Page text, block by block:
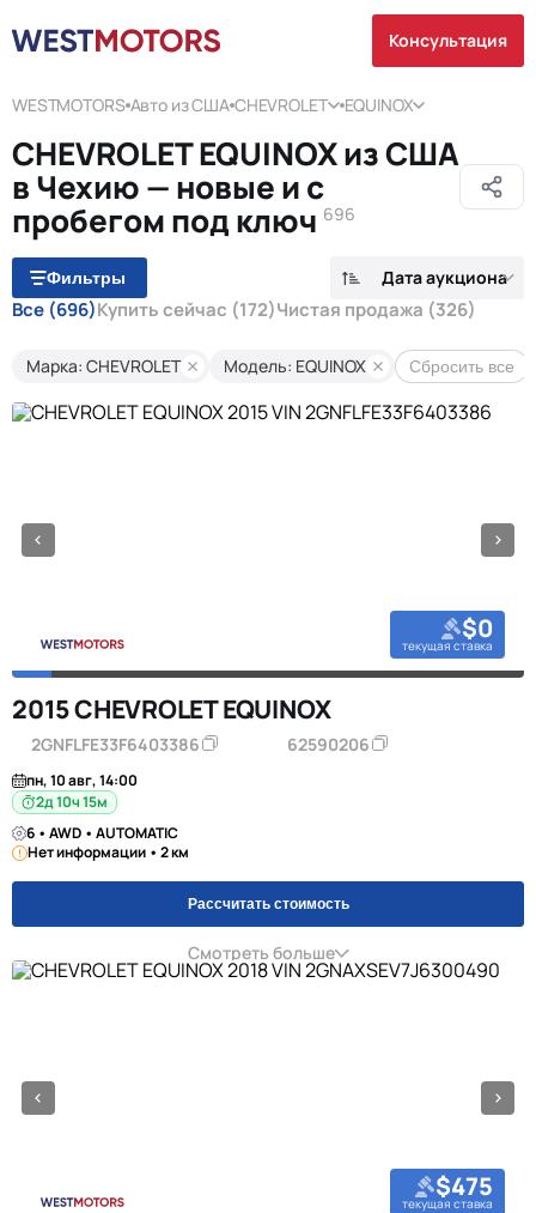
Консультация
WESTMOTORS Авто из США CHEVROLET EQUINOX
CHEVROLET EQUINOX из США
в Чехию — новые и с
пробегом под ключ 696
Фильтры Дата аукциона
Все (696)Купить сейчас (172)Чистая продажа (326)
Марка: CHEVROLET Модель: EQUINOX Сбросить все
$0
текущая ставка
2015 CHEVROLET EQUINOX
2GNFLFE33F6403386 62590206
пн, 10 авг, 14:00
2д 10ч 15м
6 • AWD • AUTOMATIC
Нет информации • 2 км
Рассчитать стоимость
Смотреть больше
$475
текущая ставка